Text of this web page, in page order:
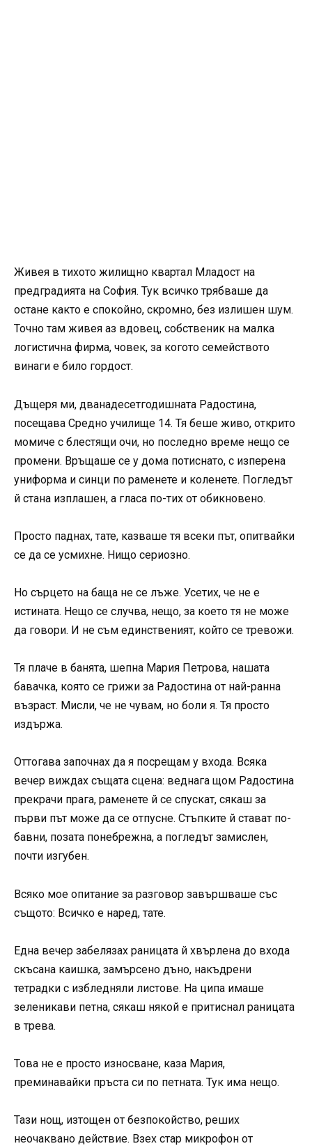
Живея в тихото жилищно квартал Младост на
предградията на София. Тук всичко трябваше да
остане както е спокойно, скромно, без излишен шум.
Точно там живея аз вдовец, собственик на малка
логистична фирма, човек, за когото семейството
винаги е било гордост.
Дъщеря ми, дванадесетгодишната Радостина,
посещава Средно училище 14. Тя беше живо, открито
момиче с блестящи очи, но последно време нещо се
промени. Връщаше се у дома потиснато, с изперена
униформа и синци по раменете и коленете. Погледът
й стана изплашен, а гласа по-тих от обикновено.
Просто паднах, тате, казваше тя всеки път, опитвайки
се да се усмихне. Нищо сериозно.
Но сърцето на баща не се лъже. Усетих, че не е
истината. Нещо се случва, нещо, за което тя не може
да говори. И не съм единственият, който се тревожи.
Тя плаче в банята, шепна Мария Петрова, нашата
бавачка, която се грижи за Радостина от най-ранна
възраст. Мисли, че не чувам, но боли я. Тя просто
издържа.
Оттогава започнах да я посрещам у входа. Всяка
вечер виждах същата сцена: веднага щом Радостина
прекрачи прага, раменете й се спускат, сякаш за
първи път може да се отпусне. Стъпките й стават по-
бавни, позата понебрежна, а погледът замислен,
почти изгубен.
Всяко мое опитание за разговор завършваше със
същото: Всичко е наред, тате.
Една вечер забелязах раницата й хвърлена до входа
скъсана каишка, замърсено дъно, накъдрени
тетрадки с избледняли листове. На ципа имаше
зеленикави петна, сякаш някой е притиснал раницата
в трева.
Това не е просто износване, каза Мария,
преминавайки пръста си по петната. Тук има нещо.
Тази нощ, изтощен от безпокойство, реших
неочаквано действие. Взех стар микрофон от